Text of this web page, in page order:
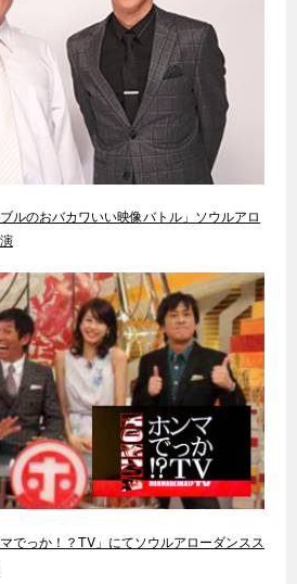
ルのおバカワいい映像バトル」ソウルアロ
でっか！？TV」にてソウルアローダンスス